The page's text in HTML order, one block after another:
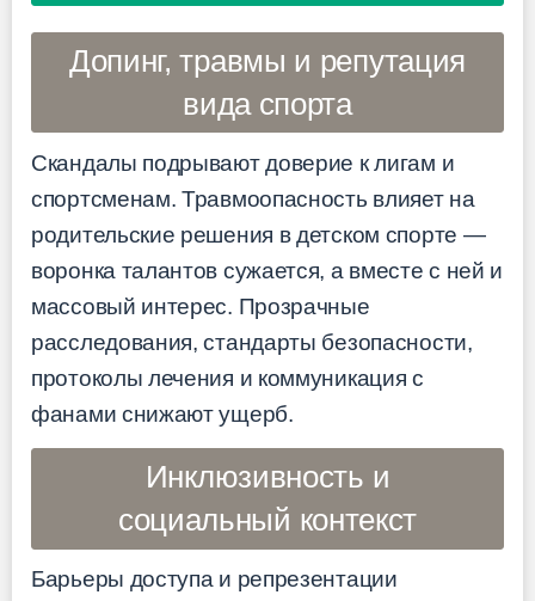
Допинг, травмы и репутация
вида спорта
Скандалы подрывают доверие к лигам и
спортсменам. Травмоопасность влияет на
родительские решения в детском спорте —
воронка талантов сужается, а вместе с ней и
массовый интерес. Прозрачные
расследования, стандарты безопасности,
протоколы лечения и коммуникация с
фанами снижают ущерб.
Инклюзивность и
социальный контекст
Барьеры доступа и репрезентации